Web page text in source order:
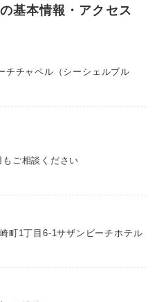
基本情報・アクセス
チチャペル（シーシェルブル
ご相談ください
町1丁目6-1サザンビーチホテル